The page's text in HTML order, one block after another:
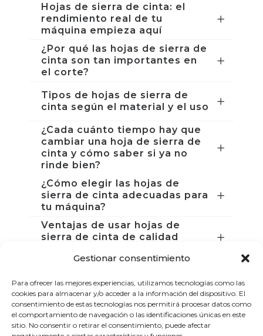
Gestionar consentimiento
Para ofrecer las mejores experiencias, utilizamos tecnologías como las
cookies para almacenar y/o acceder a la información del dispositivo. El
consentimiento de estas tecnologías nos permitirá procesar datos como
el comportamiento de navegación o las identificaciones únicas en este
sitio. No consentir o retirar el consentimiento, puede afectar
Hojas de sierra de cinta: el
rendimiento real de tu
máquina empieza aquí
¿Por qué las hojas de sierra de
cinta son tan importantes en
el corte?
Tipos de hojas de sierra de
cinta según el material y el uso
¿Cada cuánto tiempo hay que
cambiar una hoja de sierra de
cinta y cómo saber si ya no
rinde bien?
¿Cómo elegir las hojas de
sierra de cinta adecuadas para
tu máquina?
Ventajas de usar hojas de
sierra de cinta de calidad
sierra de cinta en FAT?
Un buen corte empieza con las
hojas de sierra de cinta
correctas